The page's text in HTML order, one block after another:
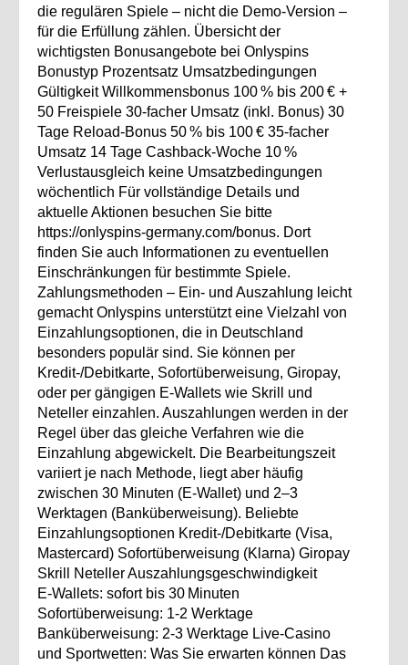
die regulären Spiele – nicht die Demo‑Version –
für die Erfüllung zählen. Übersicht der
wichtigsten Bonusangebote bei Onlyspins
Bonustyp Prozentsatz Umsatzbedingungen
Gültigkeit Willkommensbonus 100 % bis 200 € +
50 Freispiele 30‑facher Umsatz (inkl. Bonus) 30
Tage Reload‑Bonus 50 % bis 100 € 35‑facher
Umsatz 14 Tage Cashback‑Woche 10 %
Verlustausgleich keine Umsatzbedingungen
wöchentlich Für vollständige Details und
aktuelle Aktionen besuchen Sie bitte
https://onlyspins-germany.com/bonus. Dort
finden Sie auch Informationen zu eventuellen
Einschränkungen für bestimmte Spiele.
Zahlungsmethoden – Ein- und Auszahlung leicht
gemacht Onlyspins unterstützt eine Vielzahl von
Einzahlungsoptionen, die in Deutschland
besonders populär sind. Sie können per
Kredit‑/Debitkarte, Sofortüberweisung, Giropay,
oder per gängigen E‑Wallets wie Skrill und
Neteller einzahlen. Auszahlungen werden in der
Regel über das gleiche Verfahren wie die
Einzahlung abgewickelt. Die Bearbeitungszeit
variiert je nach Methode, liegt aber häufig
zwischen 30 Minuten (E‑Wallet) und 2–3
Werktagen (Banküberweisung). Beliebte
Einzahlungsoptionen Kredit‑/Debitkarte (Visa,
Mastercard) Sofortüberweisung (Klarna) Giropay
Skrill Neteller Auszahlungsgeschwindigkeit
E‑Wallets: sofort bis 30 Minuten
Sofortüberweisung: 1‑2 Werktage
Banküberweisung: 2‑3 Werktage Live‑Casino
und Sportwetten: Was Sie erwarten können Das